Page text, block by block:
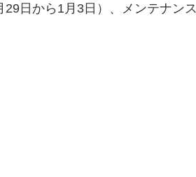
日から1月3日）、メンテナンス